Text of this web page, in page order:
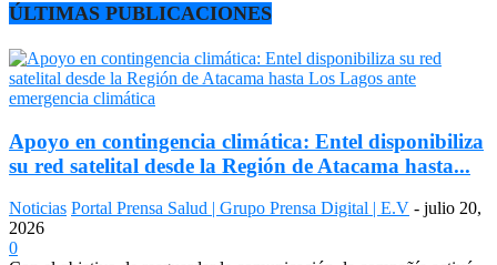
ÚLTIMAS PUBLICACIONES
Apoyo en contingencia climática: Entel disponibiliza
su red satelital desde la Región de Atacama hasta...
Noticias Portal Prensa Salud | Grupo Prensa Digital | E.V - julio 20,
2026
0